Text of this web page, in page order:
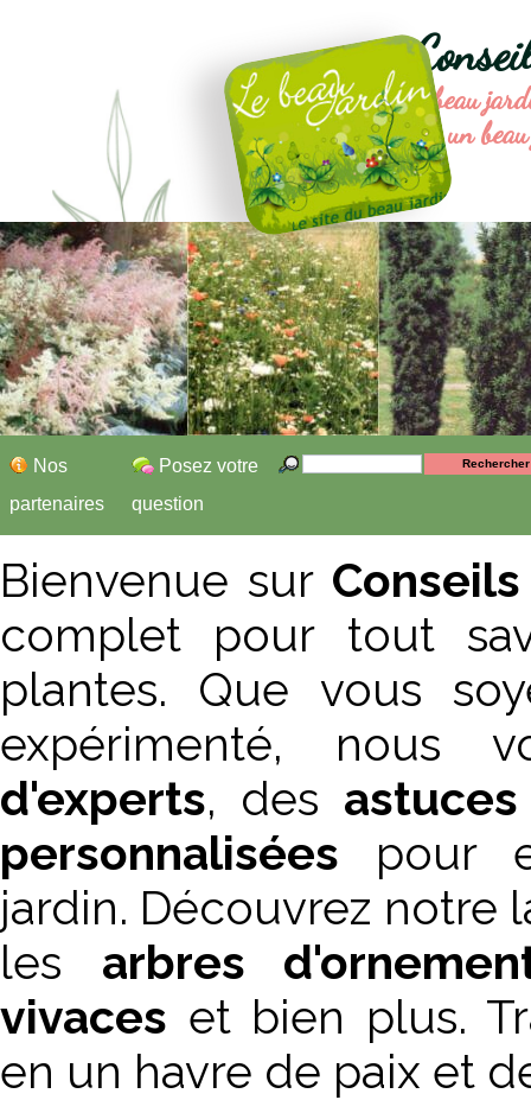
Le beau
un
Nos
partenaires
Posez votre
question
Bienvenue sur
complet pour tout
plantes. Que vous
expérimenté, nous
d'experts, des
personnalisées pour
jardin. Découvrez notre
les arbres
vivaces et bien plus.
en un havre de paix et